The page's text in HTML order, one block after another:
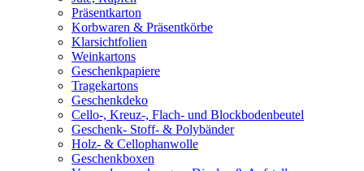
Präsentkarton
Korbwaren & Präsentkörbe
Klarsichtfolien
Weinkartons
Geschenkpapiere
Tragekartons
Geschenkdeko
Cello-, Kreuz-, Flach- und Blockbodenbeutel
Geschenk- Stoff- & Polybänder
Holz- & Cellophanwolle
Geschenkboxen